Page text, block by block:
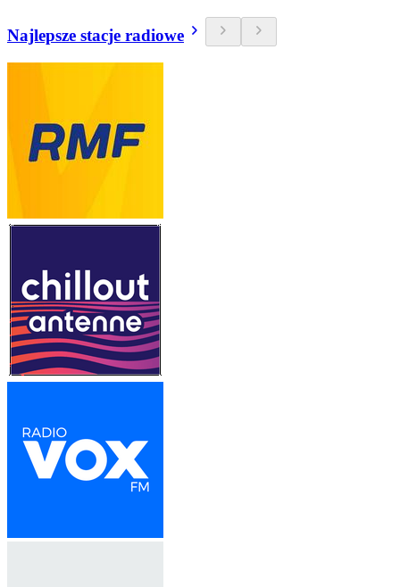
Najlepsze stacje radiowe